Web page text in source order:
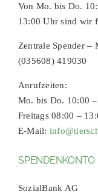
Von Mo. bis Do.
13:00 Uhr sind wir
Zentrale Spender –
(035608) 419030
Anrufzeiten:
Mo. bis Do. 10:00
Freitags 08:00 –
E-Mail:
SPENDENKONTO
SozialBank AG